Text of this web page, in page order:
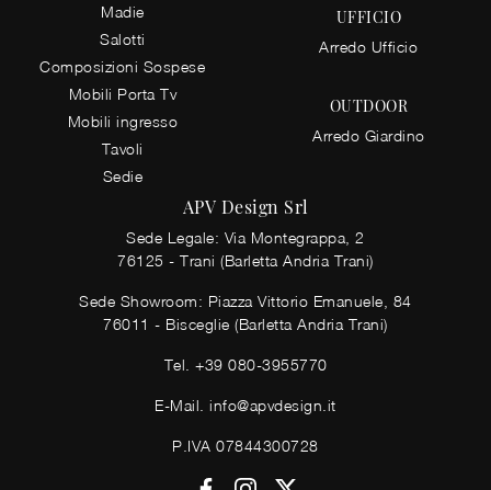
Madie
Salotti
Composizioni Sospese
Mobili Porta Tv
Mobili ingresso
Tavoli
Sedie
UFFICIO
Arredo Ufficio
OUTDOOR
Arredo Giardino
APV Design Srl
Sede Legale: Via Montegrappa, 2
76125 - Trani (Barletta Andria Trani)
Sede Showroom: Piazza Vittorio Emanuele, 84
76011 - Bisceglie (Barletta Andria Trani)
Tel. +39 080-3955770
E-Mail.info@apvdesign.it
P.IVA 07844300728